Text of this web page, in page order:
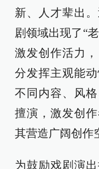
新、人才辈出
剧领域出现了“
激发创作活力
分发挥主观能
不同内容、风
擅演，激发创
其营造广阔创作
为鼓励戏剧演